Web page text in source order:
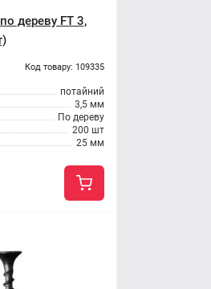
дереву FT 3,
Код товару: 109335
потайний
3,5 мм
По дереву
200 шт
25 мм